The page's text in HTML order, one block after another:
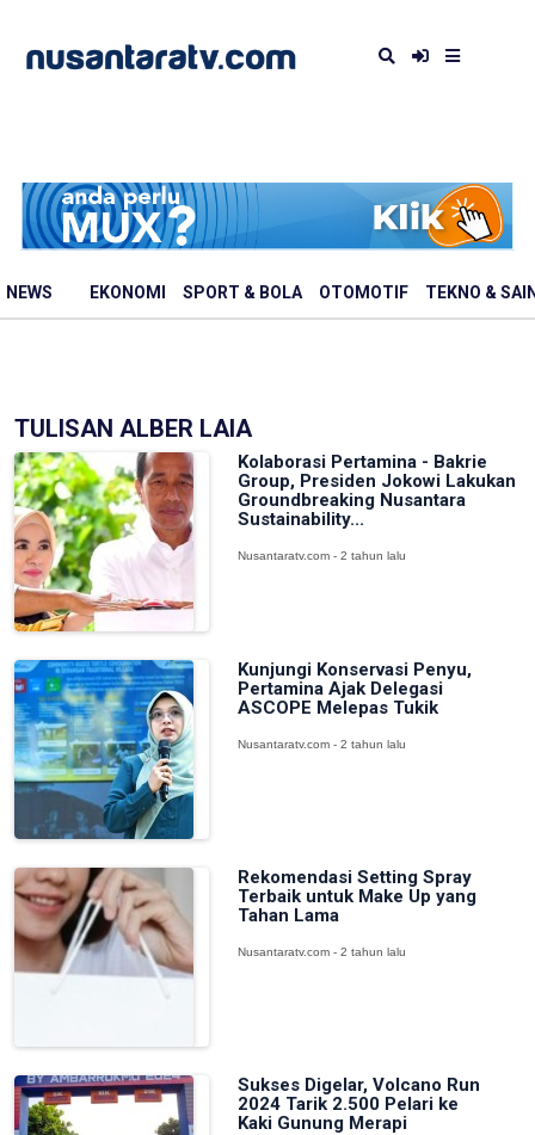
NEWS EKONOMI SPORT & BOLA OTOMOTIF TEKNO &
TULISAN ALBER LAIA
Kolaborasi Pertamina - Bakrie
Group, Presiden Jokowi Lakukan
Groundbreaking Nusantara
Sustainability...
Nusantaratv.com - 2 tahun lalu
Kunjungi Konservasi Penyu,
Pertamina Ajak Delegasi
ASCOPE Melepas Tukik
Nusantaratv.com - 2 tahun lalu
Rekomendasi Setting Spray
Terbaik untuk Make Up yang
Tahan Lama
Nusantaratv.com - 2 tahun lalu
Sukses Digelar, Volcano Run
2024 Tarik 2.500 Pelari ke
Kaki Gunung Merapi